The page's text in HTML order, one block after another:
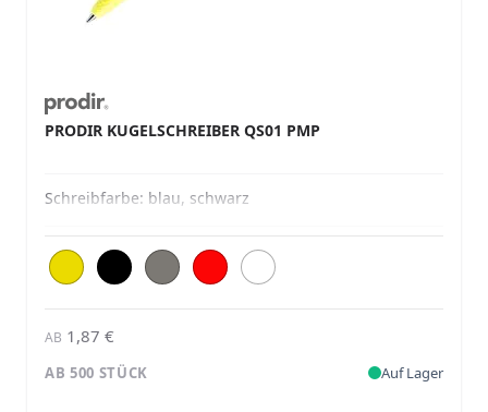
PRODIR KUGELSCHREIBER QS01 PMP
Schreibfarbe: blau, schwarz
AB 1,87 €
AB 500 STÜCK Auf Lager